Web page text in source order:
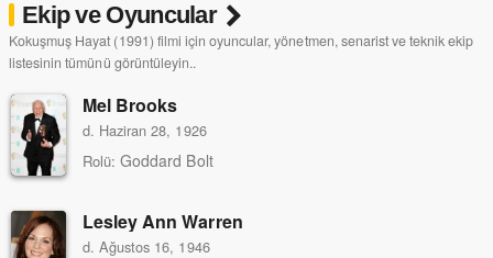
Ekip ve Oyuncular
Kokuşmuş Hayat (1991) filmi için oyuncular, yönetmen, senarist ve teknik ekip
listesinin tümünü görüntüleyin..
Mel Brooks
d. Haziran 28, 1926
Rolü: Goddard Bolt
Lesley Ann Warren
d. Ağustos 16, 1946